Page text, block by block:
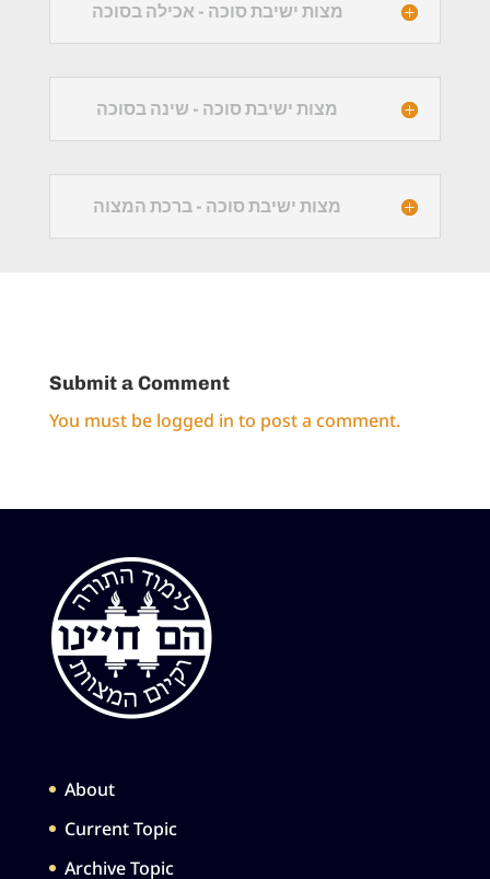
מצות ישיבת סוכה - אכילה בסוכה
מצות ישיבת סוכה - שינה בסוכה
מצות ישיבת סוכה - ברכת המצוה
Submit a Comment
You must be logged in to post a comment.
About
Current Topic
Archive Topic